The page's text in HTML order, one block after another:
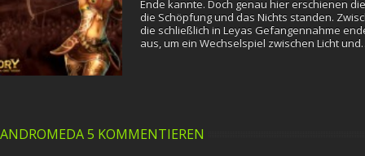
Ende kannte. Doch genau hier erschienen
die Schöpfung und das Nichts standen.
die schließlich in Leyas Gefangennahme
aus, um ein Wechselspiel zwischen Licht
ANDROMEDA 5 KOMMENTIEREN